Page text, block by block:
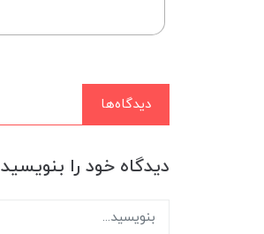
دیدگاه‌ها
دیدگاه خود را بنویسید